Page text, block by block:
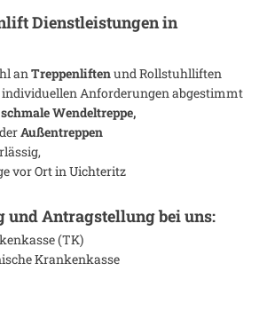
Dienstleistungen in
anTreppenliftenund Rollstuhlliften
individuellen Anforderungen abgestimmt
schmale Wendeltreppe,
Außentreppen
vor Ort inUichteritz
und Antragstellung bei uns:
(TK)
Krankenkasse